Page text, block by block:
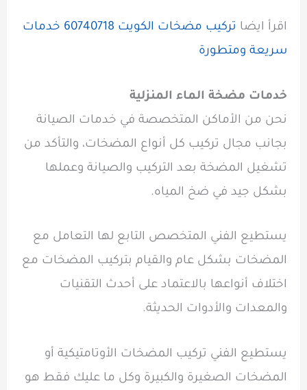
اقرأ ايضا
تركيب مضخات الكويت 60740718 خدمات
سريعة ومتطورة
خدمات مضخة الماء المنزلية
نحن من الأماكن المتخصصة في خدمات الصيانة
بجانب مجال تركيب كل أنواع المضخات، والتأكد من
تشغيل المضخة بعد التركيب والصيانة وعملها
بشكل جيد في ضخ المياه.
يستطيع الفني المتخصص التابع لها التعامل مع
المضخات بشكل عام والقيام بتركيب المضخات مع
اختلاف أنواعها بالاعتماد على أحدث التقنيات
والمعدات والأدوات الحديثة.
يستطيع الفني تركيب المضخات الأوتامتيكية أو
المضخات الصغيرة والكبيرة وكل ما عليك فقط هو